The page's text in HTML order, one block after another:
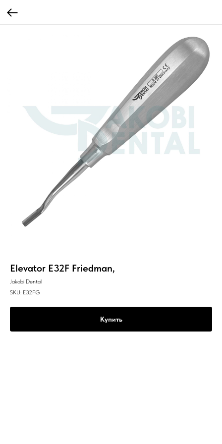
Elevator E32F Friedman,
Jakobi Dental
SKU: E32FG
Купить